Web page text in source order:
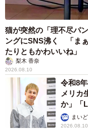
猫が突然の「理不尽パ
ングにSNS沸く 「ま
たりともかわいいね」
梨木 香奈
2026.08.10
令和8
メリカ
か」「
まい
2026.08.10